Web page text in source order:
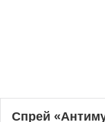
Спрей